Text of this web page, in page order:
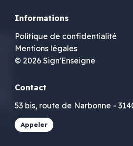
Informations
Politique de confidentialité
Mentions légales
© 2026 Sign'Enseigne
Contact
53 bis, route de Narbonne -
Appeler